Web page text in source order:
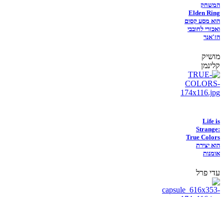
המשחק
Elden Ring
הוא מסע קסום
ואכזרי לחובבי
הז'אנר
מושיק
קלינמן
Life is
Strange:
True Colors
הוא יצירת
אומנות
עדי פרל